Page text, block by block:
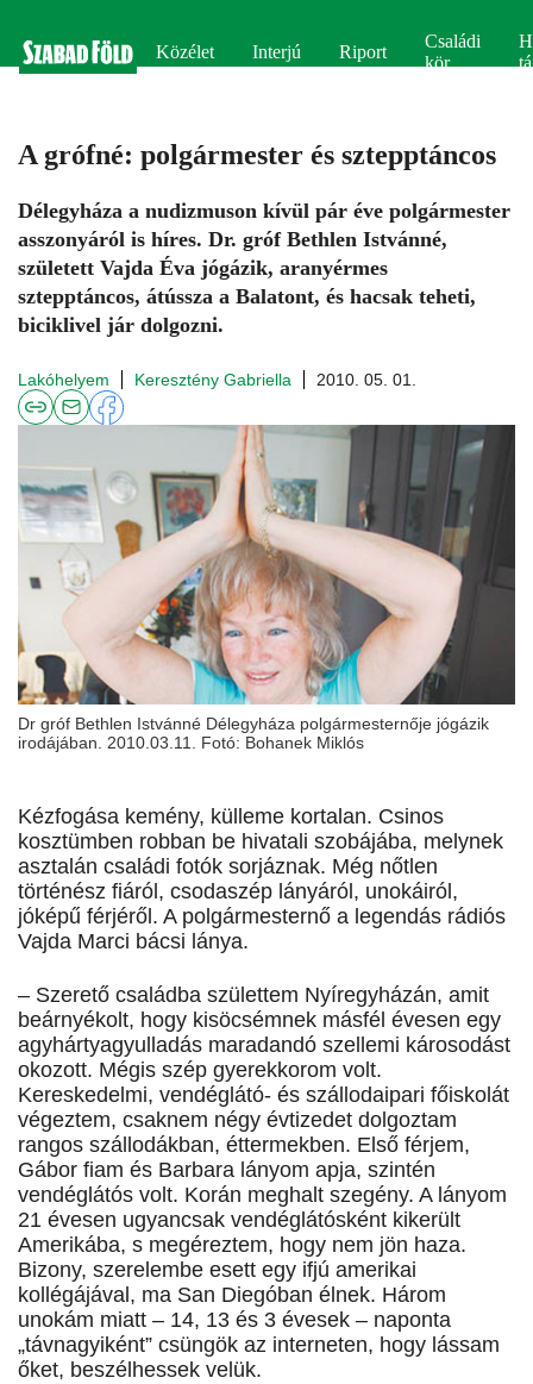
Közélet Interjú Riport
Családi
kör
A grófné: polgármester és sztepptáncos
Délegyháza a nudizmuson kívül pár éve polgármester
asszonyáról is híres. Dr. gróf Bethlen Istvánné,
született Vajda Éva jógázik, aranyérmes
sztepptáncos, átússza a Balatont, és hacsak teheti,
biciklivel jár dolgozni.
Lakóhelyem Keresztény Gabriella 2010. 05. 01.
Dr gróf Bethlen Istvánné Délegyháza polgármesternője jógázik
irodájában. 2010.03.11. Fotó: Bohanek Miklós
Kézfogása kemény, külleme kortalan. Csinos
kosztümben robban be hivatali szobájába, melynek
asztalán családi fotók sorjáznak. Még nőtlen
történész fiáról, csodaszép lányáról, unokáiról,
jóképű férjéről. A polgármesternő a legendás rádiós
Vajda Marci bácsi lánya.
– Szerető családba születtem Nyíregyházán, amit
beárnyékolt, hogy kisöcsémnek másfél évesen egy
agyhártyagyulladás maradandó szellemi károsodást
okozott. Mégis szép gyerekkorom volt.
Kereskedelmi, vendéglátó- és szállodaipari főiskolát
végeztem, csaknem négy évtizedet dolgoztam
rangos szállodákban, éttermekben. Első férjem,
Gábor fiam és Barbara lányom apja, szintén
vendéglátós volt. Korán meghalt szegény. A lányom
21 évesen ugyancsak vendéglátósként kikerült
Amerikába, s megéreztem, hogy nem jön haza.
Bizony, szerelembe esett egy ifjú amerikai
kollégájával, ma San Diegóban élnek. Három
unokám miatt – 14, 13 és 3 évesek – naponta
„távnagyiként” csüngök az interneten, hogy lássam
őket, beszélhessek velük.